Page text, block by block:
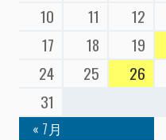
10
11 12
17
18 19
24
25 26
31
« 7月